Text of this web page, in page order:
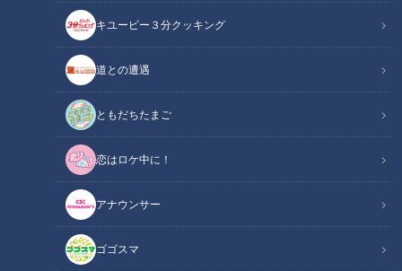
キユーピー３分クッキング
道との遭遇
ともだちたまご
恋はロケ中に！
アナウンサー
ゴゴスマ
CBCテレビYouTube「みてちょてれび」
アナウンサー
アナウンサーYouTube企画
CBCアナウンサーの公式YouTubeチャンネル「みてちょてれ
び」の名物企画「カメラテスト」シリーズ。今回は1995年入
社の渡辺美香アナの採用試験時のカメラテストの映像を、永岡
歩アナ、中村彩賀アナと一緒に本人が見ることに。美声をアピ
ールするものの、面接官との問答は迷走気味？